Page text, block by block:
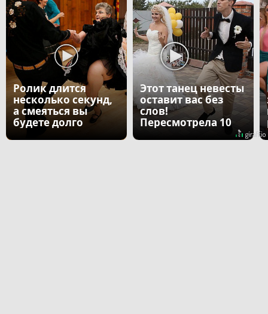
Ролик длится
несколько секунд,
а смеяться вы
будете долго
Этот танец невесты
оставит вас без
слов!
Пересмотрела 10